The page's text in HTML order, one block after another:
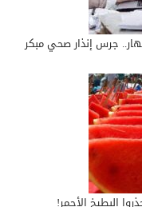
جرس إنذار صحي مبكر
البطيخ الأحمر!